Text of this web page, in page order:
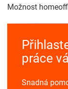
Možnost
práce
Snadná